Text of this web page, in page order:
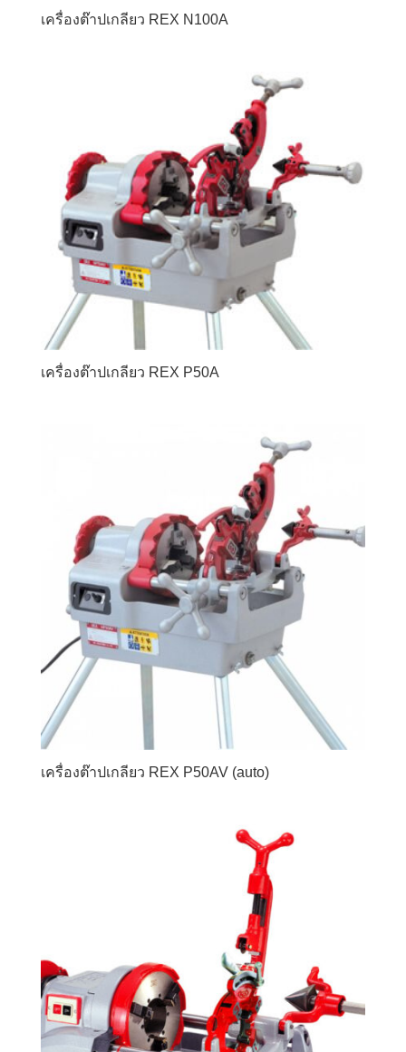
เครื่องต๊าปเกลียว REX N100A
เครื่องต๊าปเกลียว REX P50A
เครื่องต๊าปเกลียว REX P50AV (auto)